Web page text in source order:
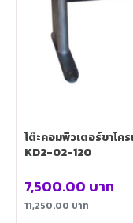
โต๊ะคอมพิวเตอร์ขาโครเมี่ยม ขนาด
KD2-02-120
11,250.00บาท
7,500.00 บาท